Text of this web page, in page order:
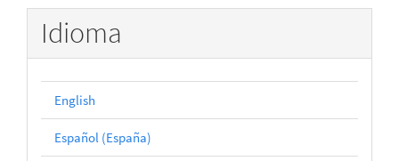
Idioma
English
Español (España)